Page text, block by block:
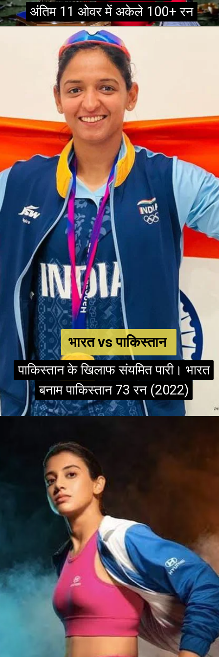
अंतिम 11 ओवर में अकेले 100+ रन
अंतिम 11 ओवर में अकेले 100+ रन
भारत vs पाकिस्तान
भारत vs पाकिस्तान
पाकिस्तान के खिलाफ संयमित पारी। भारत
बनाम पाकिस्तान 73 रन (2022)
पाकिस्तान के खिलाफ संयमित पारी। भारत
बनाम पाकिस्तान 73 रन (2022)